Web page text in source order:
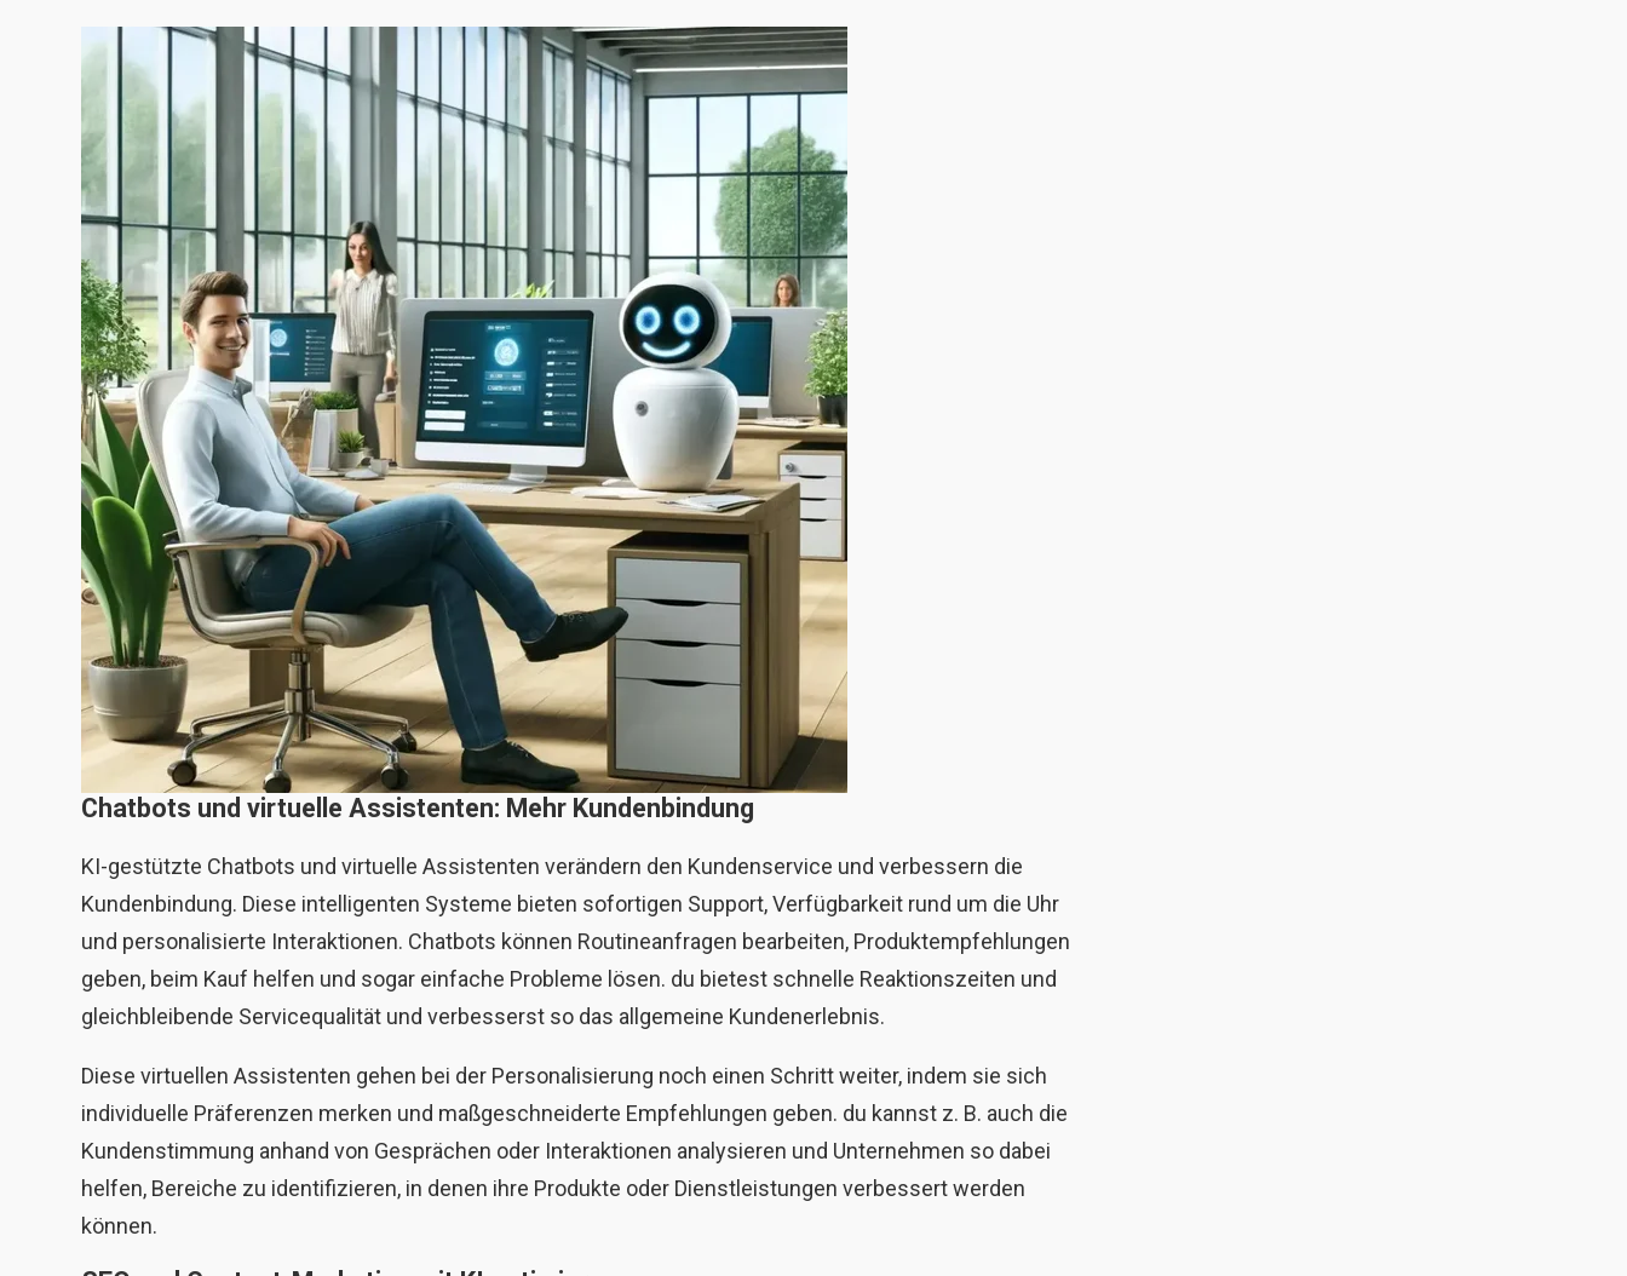
Chatbots und virtuelle Assistenten: Mehr Kundenbindung
KI-gestützte Chatbots und virtuelle Assistenten verändern den Kundenservice und verbessern die
Kundenbindung. Diese intelligenten Systeme bieten sofortigen Support, Verfügbarkeit rund um die Uhr
und personalisierte Interaktionen. Chatbots können Routineanfragen bearbeiten, Produktempfehlungen
geben, beim Kauf helfen und sogar einfache Probleme lösen. du bietest schnelle Reaktionszeiten und
gleichbleibende Servicequalität und verbesserst so das allgemeine Kundenerlebnis.
Diese virtuellen Assistenten gehen bei der Personalisierung noch einen Schritt weiter, indem sie sich
individuelle Präferenzen merken und maßgeschneiderte Empfehlungen geben. du kannst z. B. auch die
Kundenstimmung anhand von Gesprächen oder Interaktionen analysieren und Unternehmen so dabei
helfen, Bereiche zu identifizieren, in denen ihre Produkte oder Dienstleistungen verbessert werden
können.